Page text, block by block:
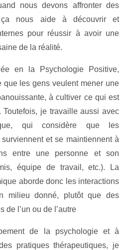
nous devons affronter des
ça nous aide à découvrir et
pour réussir à avoir une
de la réalité.
en la Psychologie Positive,
que les gens veulent mener une
à cultiver ce qui est
Toutefois, je travaille aussi avec
qui considère que les
et se maintiennent à
entre une personne et son
équipe de travail, etc.). La
aborde donc les interactions
milieu donné, plutôt que des
de l’un ou de l’autre
de la psychologie et à
pratiques thérapeutiques, je